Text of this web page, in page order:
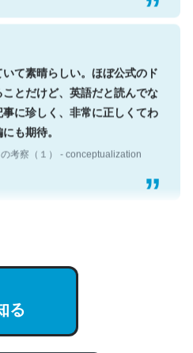
て素晴らしい。ほぼ公式のド
とだけど、英語だと読んでな
に珍しく、非常に正しくてわ
も期待。
考察（１） - conceptualization
重な良記事。/続編来た
entry/2023/03/27
考察（１） - conceptualization
る